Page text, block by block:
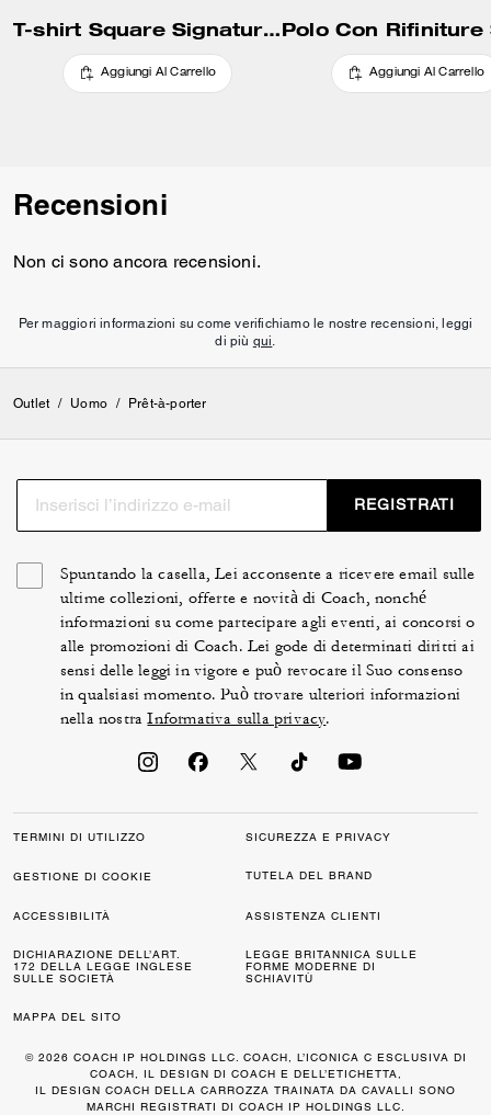
T-shirt Square Signature in Cotone Organico
Aggiungi Al Carrello Aggiungi Al Carrello
Recensioni
Non ci sono ancora recensioni.
Per maggiori informazioni su come verifichiamo le nostre recensioni, leggi
di più qui.
Outlet / Uomo / Prêt-à-porter
REGISTRATI
Spuntando la casella, Lei acconsente a ricevere email sulle
ultime collezioni, offerte e novità di Coach, nonché
informazioni su come partecipare agli eventi, ai concorsi o
alle promozioni di Coach. Lei gode di determinati diritti ai
sensi delle leggi in vigore e può revocare il Suo consenso
in qualsiasi momento. Può trovare ulteriori informazioni
nella nostraInformativa sulla privacy.
TERMINI DI UTILIZZO SICUREZZA E PRIVACY
GESTIONE DI COOKIE TUTELA DEL BRAND
ACCESSIBILITÀ ASSISTENZA CLIENTI
DICHIARAZIONE DELL’ART.
172 DELLA LEGGE INGLESE
SULLE SOCIETÀ
LEGGE BRITANNICA SULLE
FORME MODERNE DI
SCHIAVITÙ
MAPPA DEL SITO
© 2026 COACH IP HOLDINGS LLC. COACH, L’ICONICA C ESCLUSIVA DI
COACH, IL DESIGN DI COACH E DELL’ETICHETTA,
IL DESIGN COACH DELLA CARROZZA TRAINATA DA CAVALLI SONO
MARCHI REGISTRATI DI COACH IP HOLDINGS LLC.